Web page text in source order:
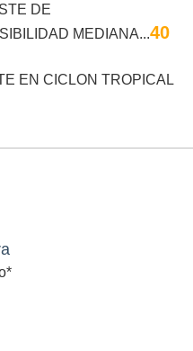
DE
MEDIANA...40
EN CICLON TROPICAL